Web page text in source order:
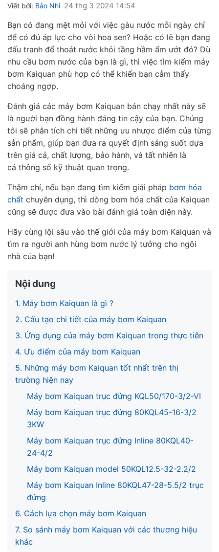
Viết bởi: Bảo Nhi 24 thg 3 2024 14:54
Bạn có đang mệt mỏi với việc gàu nước mỗi ngày chỉ
để có đủ áp lực cho vòi hoa sen? Hoặc có lẽ bạn đang
đấu tranh để thoát nước khỏi tầng hầm ẩm ướt đó? Dù
nhu cầu bơm nước của bạn là gì, thì việc tìm kiếm máy
bơm Kaiquan phù hợp có thể khiến bạn cảm thấy
choáng ngợp.
Đánh giá các máy bơm Kaiquan bán chạy nhất này sẽ
là người bạn đồng hành đáng tin cậy của bạn. Chúng
tôi sẽ phân tích chi tiết những ưu nhược điểm của từng
sản phẩm, giúp bạn đưa ra quyết định sáng suốt dựa
trên giá cả, chất lượng, bảo hành, và tất nhiên là
cả thông số kỹ thuật quan trọng.
Thậm chí, nếu bạn đang tìm kiếm giải pháp bơm hóa
chất chuyên dụng, thì dòng bơm hóa chất của Kaiquan
cũng sẽ được đưa vào bài đánh giá toàn diện này.
Hãy cùng lội sâu vào thế giới của máy bơm Kaiquan và
tìm ra người anh hùng bơm nước lý tưởng cho ngôi
nhà của bạn!
Nội dung
1. Máy bơm Kaiquan là gì ?
2. Cấu tạo chi tiết của máy bơm Kaiquan
3. Ứng dụng của máy bơm Kaiquan trong thực tiễn
4. Ưu điểm của máy bơm Kaiquan
5. Những máy bơm Kaiquan tốt nhất trên thị
trường hiện nay
Máy bơm Kaiquan trục đứng KQL50/170-3/2-VI
Máy bơm Kaiquan trục đứng 80KQL45-16-3/2
3KW
Máy bơm Kaiquan trục đứng Inline 80KQL40-
24-4/2
Máy bơm Kaiquan model 50KQL12.5-32-2.2/2
Máy bơm Kaiquan Inline 80KQL47-28-5.5/2 trục
đứng
6. Cách lựa chọn máy bơm Kaiquan
7. So sánh máy bơm Kaiquan với các thương hiệu
khác